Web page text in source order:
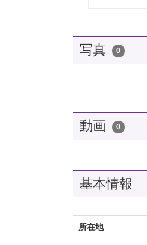
写真 0
動画 0
基本情報
所在地